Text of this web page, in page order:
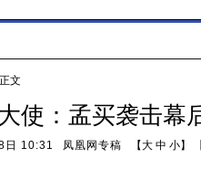
文
使：孟买袭击幕
日 10:31 凤凰网专稿 【大 中 小】